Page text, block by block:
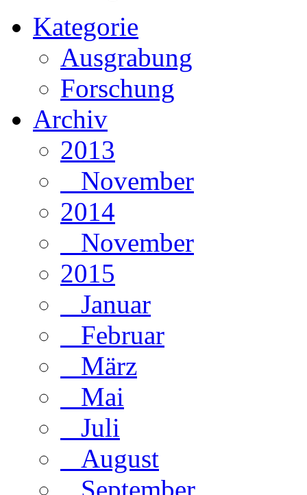
Kategorie
Ausgrabung
Forschung
Archiv
2013
November
2014
November
2015
Januar
Februar
März
Mai
Juli
August
September